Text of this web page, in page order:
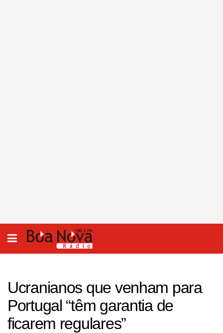
Ucranianos que venham para
Portugal “têm garantia de
ficarem regulares”